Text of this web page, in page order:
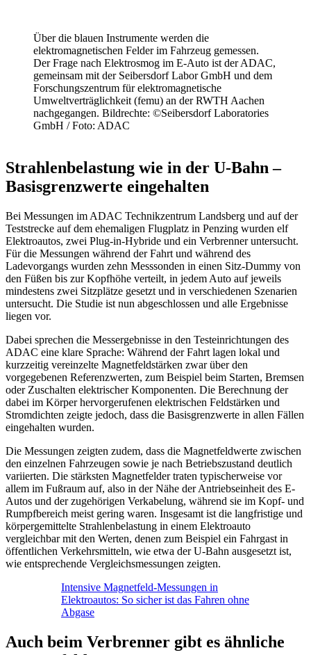
Über die blauen Instrumente werden die
elektromagnetischen Felder im Fahrzeug gemessen.
Der Frage nach Elektrosmog im E-Auto ist der ADAC,
gemeinsam mit der Seibersdorf Labor GmbH und dem
Forschungszentrum für elektromagnetische
Umweltverträglichkeit (femu) an der RWTH Aachen
nachgegangen. Bildrechte: ©Seibersdorf Laboratories
GmbH / Foto: ADAC
Strahlenbelastung wie in der U-Bahn –
Basisgrenzwerte eingehalten
Bei Messungen im ADAC Technikzentrum Landsberg und auf der
Teststrecke auf dem ehemaligen Flugplatz in Penzing wurden elf
Elektroautos, zwei Plug-in-Hybride und ein Verbrenner untersucht.
Für die Messungen während der Fahrt und während des
Ladevorgangs wurden zehn Messsonden in einen Sitz-Dummy von
den Füßen bis zur Kopfhöhe verteilt, in jedem Auto auf jeweils
mindestens zwei Sitzplätze gesetzt und in verschiedenen Szenarien
untersucht. Die Studie ist nun abgeschlossen und alle Ergebnisse
liegen vor.
Dabei sprechen die Messergebnisse in den Testeinrichtungen des
ADAC eine klare Sprache: Während der Fahrt lagen lokal und
kurzzeitig vereinzelte Magnetfeldstärken zwar über den
vorgegebenen Referenzwerten, zum Beispiel beim Starten, Bremsen
oder Zuschalten elektrischer Komponenten. Die Berechnung der
dabei im Körper hervorgerufenen elektrischen Feldstärken und
Stromdichten zeigte jedoch, dass die Basisgrenzwerte in allen Fällen
eingehalten wurden.
Die Messungen zeigten zudem, dass die Magnetfeldwerte zwischen
den einzelnen Fahrzeugen sowie je nach Betriebszustand deutlich
variierten. Die stärksten Magnetfelder traten typischerweise vor
allem im Fußraum auf, also in der Nähe der Antriebseinheit des E-
Autos und der zugehörigen Verkabelung, während sie im Kopf- und
Rumpfbereich meist gering waren. Insgesamt ist die langfristige und
körpergemittelte Strahlenbelastung in einem Elektroauto
vergleichbar mit den Werten, denen zum Beispiel ein Fahrgast in
öffentlichen Verkehrsmitteln, wie etwa der U-Bahn ausgesetzt ist,
wie entsprechende Vergleichsmessungen zeigten.
Intensive Magnetfeld-Messungen in
Elektroautos: So sicher ist das Fahren ohne
Abgase
Auch beim Verbrenner gibt es ähnliche